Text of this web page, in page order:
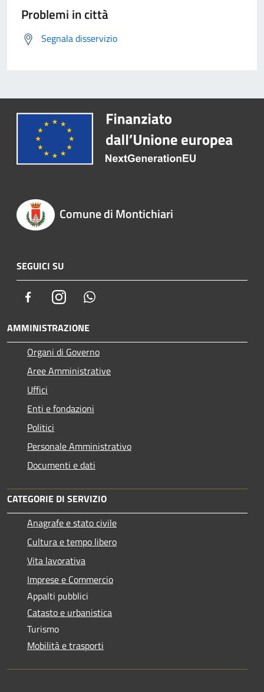
Problemi in città
Segnala disservizio
Comune di Montichiari
SEGUICI SU
FacebookInstagram
AMMINISTRAZIONE
Organi di Governo
Aree Amministrative
Uffici
Enti e fondazioni
Politici
Personale Amministrativo
Documenti e dati
CATEGORIE DI SERVIZIO
Anagrafe e stato civile
Cultura e tempo libero
Vita lavorativa
Imprese e Commercio
Appalti pubblici
Catasto e urbanistica
Turismo
Mobilità e trasporti